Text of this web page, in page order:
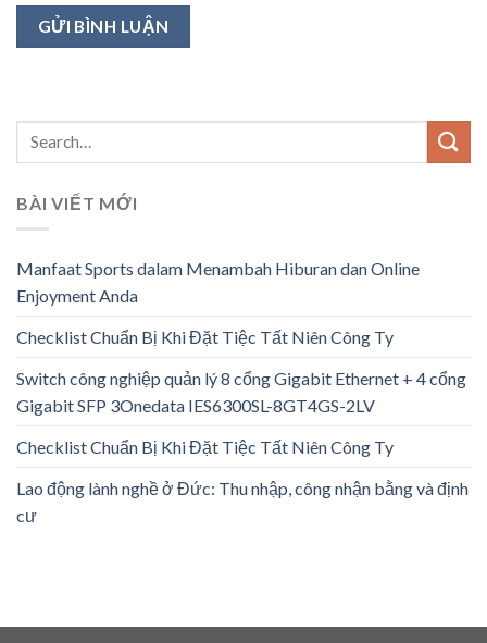
BÀI VIẾT MỚI
Manfaat Sports dalam Menambah Hiburan dan Online
Enjoyment Anda
Checklist Chuẩn Bị Khi Đặt Tiệc Tất Niên Công Ty
Switch công nghiệp quản lý 8 cổng Gigabit Ethernet + 4 cổng
Gigabit SFP 3Onedata IES6300SL-8GT4GS-2LV
Checklist Chuẩn Bị Khi Đặt Tiệc Tất Niên Công Ty
Lao động lành nghề ở Đức: Thu nhập, công nhận bằng và định
cư